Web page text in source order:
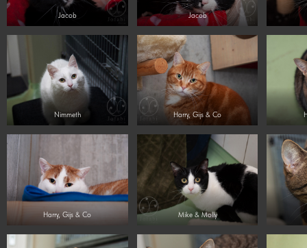
Jacob Jacob
Nimmeth Harry, Gijs & Co
Harry, Gijs & Co Mike & Molly